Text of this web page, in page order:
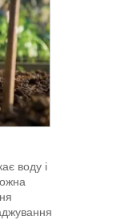
воду і